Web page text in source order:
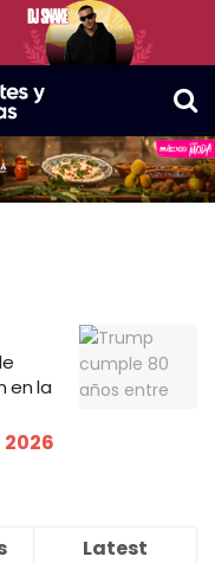
en la
2026
Latest